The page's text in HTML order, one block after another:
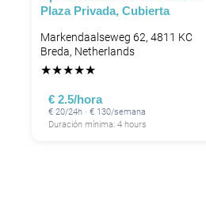
Plaza Privada, Cubierta
Markendaalseweg 62, 4811 KC
Breda, Netherlands
★★★★★
€ 2.5/hora
€ 20/24h · € 130/semana
Duración mínima: 4 hours